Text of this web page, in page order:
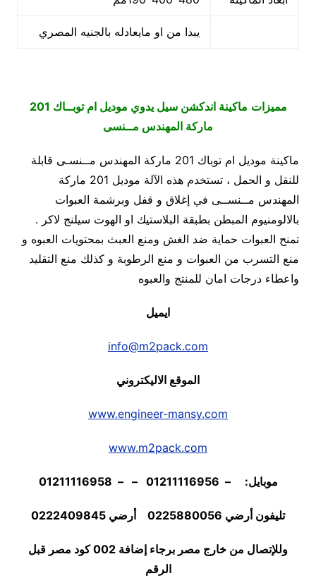
يبدا من او مايعادله بالجنيه المصري
مميزات
ماكينة اندكشن سيل يدوي موديل ام توبــاك 201
ماركة المهندس مــنسى
ماكينة موديل ام توباك 201 ماركة المهندس مــنسـى قابلة
للنقل و الحمل ، تستخدم هذه الآلة موديل 201 ماركة
المهندس مــنســى في إغلاق و قفل وبرشمة العبوات
بالالومنيوم المبطن بطبقة البلاستيك او الهوت سيلنج لاكر .
تمنح العبوات حماية ضد الغش ومنع العبث بمحتويات العبوه و
منع التسرب من العبوات و منع الرطوبة و كذلك منع التقليد
واعطاء درجات امان للمنتج والعبوه
ايميل
info@m2pack.com
الموقع الاليكتروني
www.engineer-mansy.com
www.m2pack.com
موبايل: – 01211116956 – – 01211116958
تليفون أرضي 0225880056 أرضي 0222409845
وللإتصال من خارج مصر برجاء إضافة 002 كود مصر قبل
الرقم